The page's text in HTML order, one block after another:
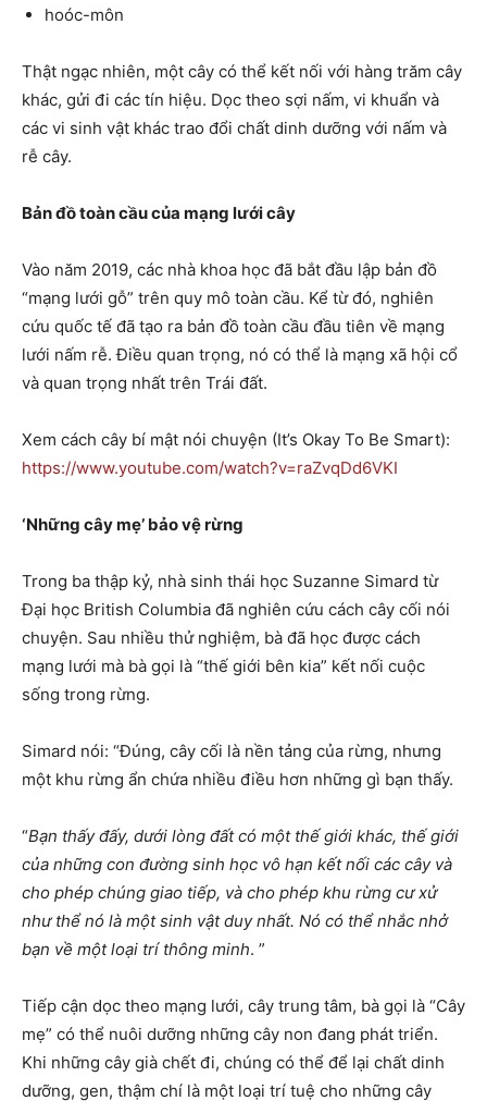
hoóc-môn
Thật ngạc nhiên, một cây có thể kết nối với hàng trăm cây
khác, gửi đi các tín hiệu. Dọc theo sợi nấm, vi khuẩn và
các vi sinh vật khác trao đổi chất dinh dưỡng với nấm và
rễ cây.
Bản đồ toàn cầu của mạng lưới cây
Vào năm 2019, các nhà khoa học đã bắt đầu lập bản đồ
“mạng lưới gỗ” trên quy mô toàn cầu. Kể từ đó, nghiên
cứu quốc tế đã tạo ra bản đồ toàn cầu đầu tiên về mạng
lưới nấm rễ. Điều quan trọng, nó có thể là mạng xã hội cổ
và quan trọng nhất trên Trái đất.
Xem cách cây bí mật nói chuyện (It’s Okay To Be Smart):
https://www.youtube.com/watch?v=raZvqDd6VKI
‘Những cây mẹ’ bảo vệ rừng
Trong ba thập kỷ, nhà sinh thái học Suzanne Simard từ
Đại học British Columbia đã nghiên cứu cách cây cối nói
chuyện. Sau nhiều thử nghiệm, bà đã học được cách
mạng lưới mà bà gọi là “thế giới bên kia” kết nối cuộc
sống trong rừng.
Simard nói: “Đúng, cây cối là nền tảng của rừng, nhưng
một khu rừng ẩn chứa nhiều điều hơn những gì bạn thấy.
“Bạn thấy đấy, dưới lòng đất có một thế giới khác, thế giới
của những con đường sinh học vô hạn kết nối các cây và
cho phép chúng giao tiếp, và cho phép khu rừng cư xử
như thể nó là một sinh vật duy nhất. Nó có thể nhắc nhở
bạn về một loại trí thông minh. ”
Tiếp cận dọc theo mạng lưới, cây trung tâm, bà gọi là “Cây
mẹ” có thể nuôi dưỡng những cây non đang phát triển.
Khi những cây già chết đi, chúng có thể để lại chất dinh
dưỡng, gen, thậm chí là một loại trí tuệ cho những cây